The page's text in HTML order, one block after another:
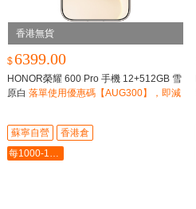
香港無貨
$6399.00
HONOR榮耀 600 Pro 手機 12+512GB 雪
原白 落單使用優惠碼【AUG300】，即減
蘇寧自營
香港倉
每1000-100最多-5000